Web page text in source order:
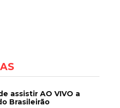
assistir AO VIVO a
Brasileirão